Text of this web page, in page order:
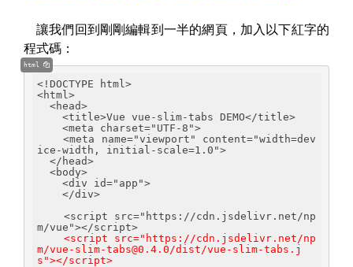
讓我們回到剛剛編輯到一半的網頁，加入以下紅字的
程式碼：
html
<!DOCTYPE html>
<html>
<head>
<title>Vue vue-slim-tabs DEMO</title>
<meta charset="UTF-8">
<meta name="viewport" content="width=dev
ice-width, initial-scale=1.0">
</head>
<body>
<div id="app">
</div>
<script src="https://cdn.jsdelivr.net/np
m/vue"></script>
<script src="https://cdn.jsdelivr.net/np
m/vue-slim-tabs@0.4.0/dist/vue-slim-tabs.j
s"></script>